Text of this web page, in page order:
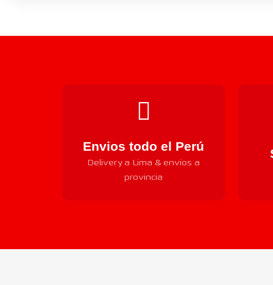
Envios todo el Perú
Delivery a Lima & envios a
provincia